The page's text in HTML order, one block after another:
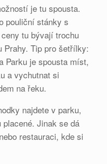
je tu spousta.
pouliční stánky s
tu bývají trochu
Tip pro šetřílky:
Parku je spousta míst,
a vychutnat si
na řeku.
najdete v parku,
Jinak se dá
restauraci, kde si